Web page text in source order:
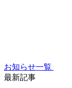
お知らせ一覧
最新記事